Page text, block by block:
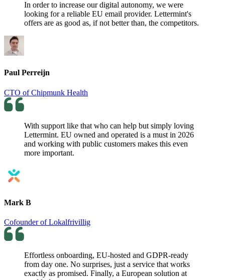
In order to increase our digital autonomy, we were
looking for a reliable EU email provider. Lettermint's
offers are as good as, if not better than, the competitors.
Paul Perreijn
CTO of Chipmunk Health
With support like that who can help but simply loving
Lettermint. EU owned and operated is a must in 2026
and working with public customers makes this even
more important.
Mark B
Cofounder of Lokalfrivillig
Effortless onboarding, EU-hosted and GDPR-ready
from day one. No surprises, just a service that works
exactly as promised. Finally, a European solution at